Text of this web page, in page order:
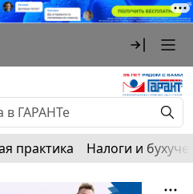
практика Налоги и